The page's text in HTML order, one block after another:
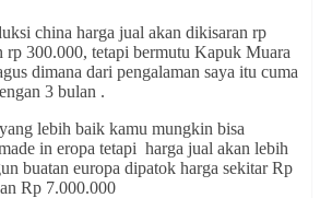
china harga jual akan dikisaran rp
rp 300.000, tetapi bermutu Kapuk Muara
dimana dari pengalaman saya itu cuma
3 bulan .
lebih baik kamu mungkin bisa
in eropa tetapi harga jual akan lebih
buatan europa dipatok harga sekitar Rp
Rp 7.000.000